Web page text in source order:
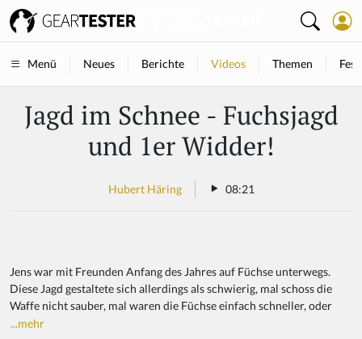
Menü Neues Berichte Videos Themen
Jagd im Schnee - Fuchsjagd
und 1er Widder!
Hubert Häring 08:21
Jens war mit Freunden Anfang des Jahres auf Füchse unterwegs.
Diese Jagd gestaltete sich allerdings als schwierig, mal schoss die
Waffe nicht sauber, mal waren die Füchse einfach schneller, oder
...mehr